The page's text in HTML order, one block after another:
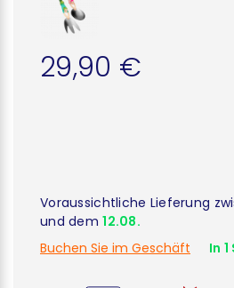
29,90 €
Voraussichtliche Lieferung
und dem12.08.
Buchen Sie im Geschäft
In